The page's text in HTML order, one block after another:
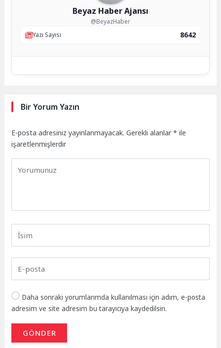
Beyaz Haber Ajansı
@BeyazHaber
Yazı Sayısı
8642
Bir Yorum Yazın
E-posta adresiniz yayınlanmayacak. Gerekli alanlar* ile
işaretlenmişlerdir
Daha sonraki yorumlarımda kullanılması için adım, e-posta
adresim ve site adresim bu tarayıcıya kaydedilsin.
GÖNDER